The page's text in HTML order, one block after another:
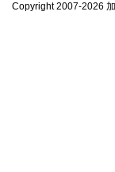
Copyright 2007-2026